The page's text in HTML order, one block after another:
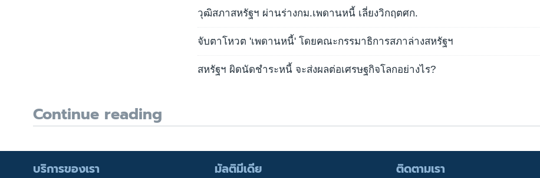
วุฒิสภาสหรัฐฯ ผ่านร่างกม.เพดานหนี้ เลี่ยงวิกฤตศก.
จับตาโหวต 'เพดานหนี้' โดยคณะกรรมาธิการสภาล่างสหรัฐฯ
สหรัฐฯ ผิดนัดชำระหนี้ จะส่งผลต่อเศรษฐกิจโลกอย่างไร?
Continue reading
ติดตามเรา
บริการของเรา มัลติมีเดีย